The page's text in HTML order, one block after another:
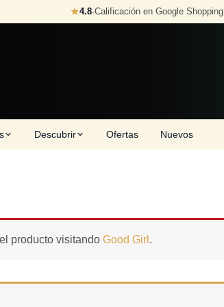
★4.8·Calificación en Google Shopping
Descubrir Ofertas Nuevos
producto visitando Good Girl .